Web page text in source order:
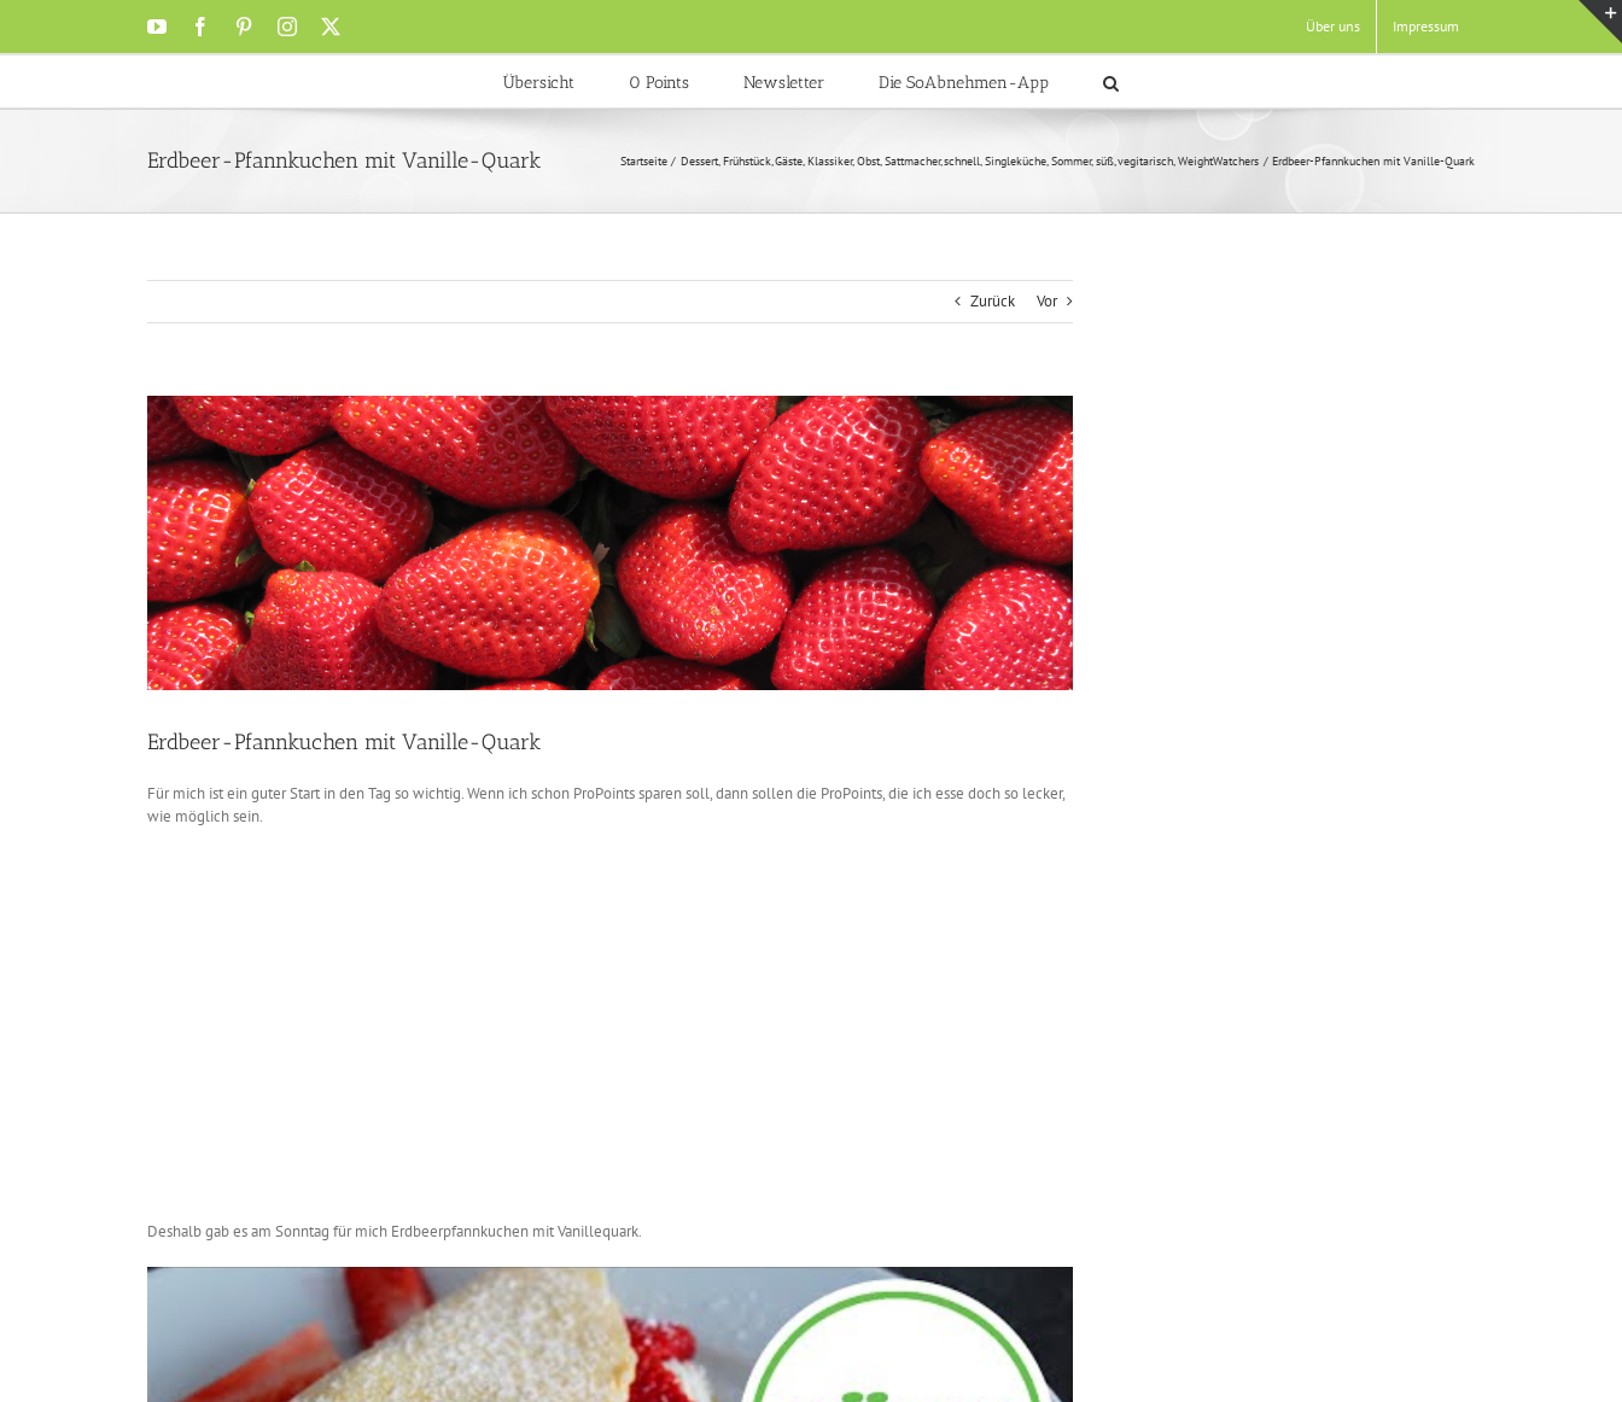
springen
YouTubeFacebookPinterestInstagram Über uns Impressum
Übersicht 0 Points Newsletter Die SoAbnehmen-App
Erdbeer-Pfannkuchen mit Vanille-Quark Startseite Dessert Frühstück Gäste Klassiker Obst Sattmacher schnell Singleküche Sommer süß vegitarisch WeightWatchers Erdbeer-Pfannkuchen mit Vanille-Quark
Zurück Vor
Zeige
grösseres
Bild
Erdbeer-Pfannkuchen mit Vanille-Quark
Für mich ist ein guter Start in den Tag so wichtig. Wenn ich schon ProPoints sparen soll, dann sollen die ProPoints, die ich esse doch so lecker,
wie möglich sein.
Deshalb gab es am Sonntag für mich Erdbeerpfannkuchen mit Vanillequark.